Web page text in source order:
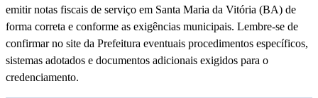
emitir notas fiscais de serviço em Santa Maria da Vitória (BA) de
forma correta e conforme as exigências municipais. Lembre-se de
confirmar no site da Prefeitura eventuais procedimentos específicos,
sistemas adotados e documentos adicionais exigidos para o
credenciamento.